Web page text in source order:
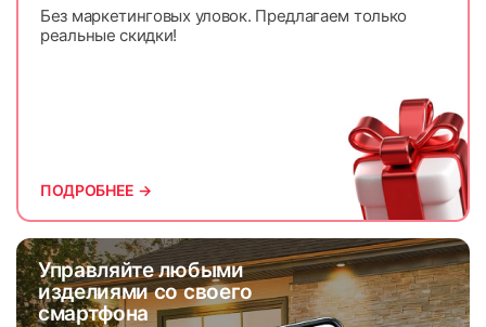
Управляйте любыми
изделиями со своего
смартфона
Без маркетинговых уловок. Предлагаем только
реальные скидки!
ПОДРОБНЕЕ →